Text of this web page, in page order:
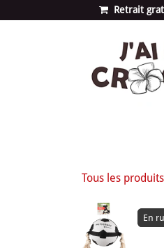
Se rendre au contenu Retrait
Tous les produits
En
En